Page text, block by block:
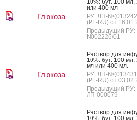
Глюкоза
10%: бут. 100 мл,
или 400 мл
РУ: ЛП-
(РГ-RU) от
Предыдущий РУ:
N002226/01
Глюкоза
Рас­твор для
10%: бут. 100 мл,
мл или 400 мл.
РУ: ЛП-
(РГ-RU) от
Предыдущий РУ:
ЛП-000079
Рас­твор для
10%: бут. 100 мл,